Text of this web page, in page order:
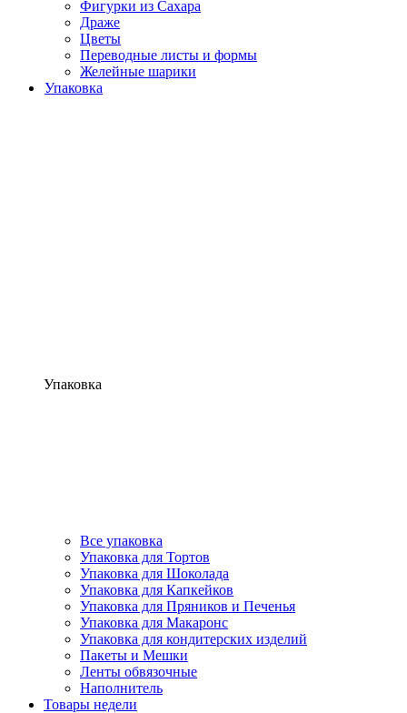
Фигурки из Сахара
Драже
Цветы
Переводные листы и формы
Желейные шарики
Упаковка
Упаковка
Все упаковка
Упаковка для Тортов
Упаковка для Шоколада
Упаковка для Капкейков
Упаковка для Пряников и Печенья
Упаковка для Макаронс
Упаковка для кондитерских изделий
Пакеты и Мешки
Ленты обвязочные
Наполнитель
Товары недели